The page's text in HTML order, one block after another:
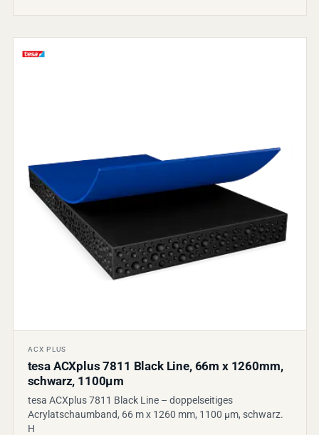
ACX PLUS
tesa ACXplus 7811 Black Line, 66m x 1260mm,
schwarz, 1100µm
tesa ACXplus 7811 Black Line – doppelseitiges
Acrylatschaumband, 66 m x 1260 mm, 1100 µm, schwarz.
H